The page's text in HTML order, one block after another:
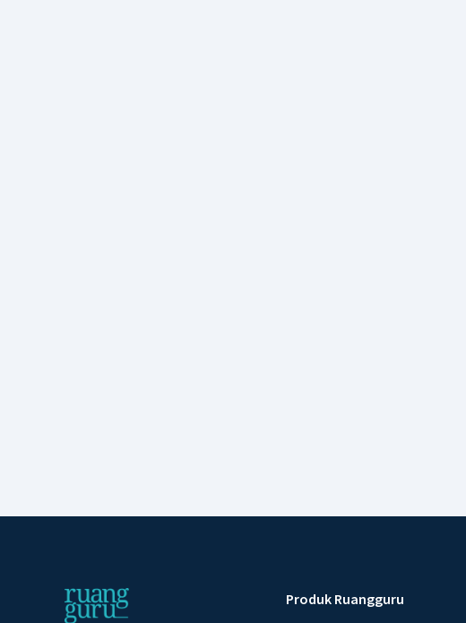
Produk Ruangguru